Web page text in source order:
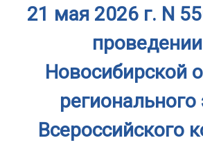
21 мая 2026 г. N
Новосибирской
регионального
Всероссийского